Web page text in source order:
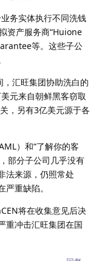
务实体执行不同洗钱
资产服务商“Huione
等。这些子公
汇旺集团协助洗白的
元来自朝鲜黑客窃取
，另有3亿美元源于各
）和“了解你的客
部分子公司几乎没有
法来源，仍照常处
重缺陷。
将在收集意见后决
重冲击汇旺集团在国